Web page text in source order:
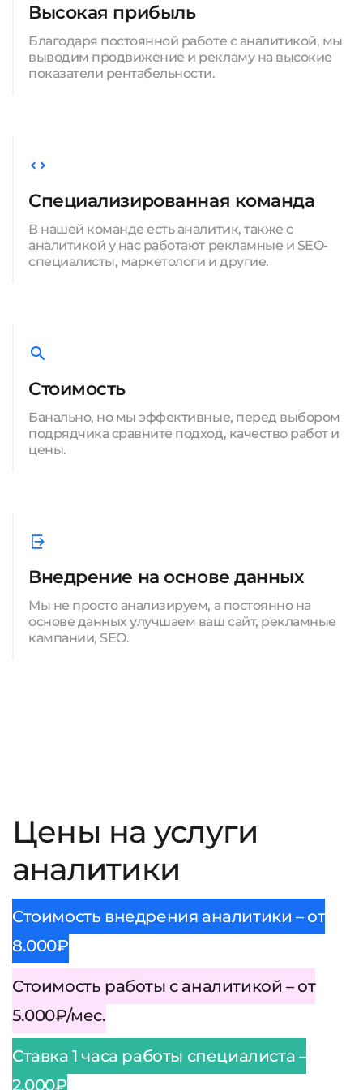
Высокая прибыль
Благодаря постоянной работе с аналитикой, мы
выводим продвижение и рекламу на высокие
показатели рентабельности.
Специализированная команда
В нашей команде есть аналитик, также с
аналитикой у нас работают рекламные и SEO-
специалисты, маркетологи и другие.
Стоимость
Банально, но мы эффективные, перед выбором
подрядчика сравните подход, качество работ и
цены.
Внедрение на основе данных
Мы не просто анализируем, а постоянно на
основе данных улучшаем ваш сайт, рекламные
кампании, SEO.
Цены на услуги
аналитики
Стоимость внедрения аналитики – от
8.000₽
Стоимость работы с аналитикой – от
5.000₽/мес.
Ставка 1 часа работы специалиста –
2.000₽